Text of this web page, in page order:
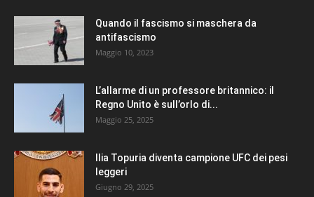
Quando il fascismo si maschera da
antifascismo
Maggio 10, 2023
L’allarme di un professore britannico: il
Regno Unito è sull’orlo di...
Maggio 25, 2025
Ilia Topuria diventa campione UFC dei pesi
leggeri
Giugno 29, 2025